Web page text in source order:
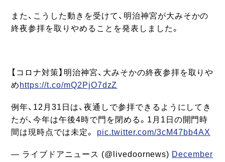
また、こうした動きを受けて、明治神宮が大みそかの
終夜参拝を取りやめることを発表しました。
【コロナ対策】明治神宮、大みそかの終夜参拝を取りや
め https://t.co/mQ2PjO7dzZ
例年、12月31日は、夜通しで参拝できるようにしてき
たが、今年は午後4時で門を閉める。1月1日の開門時
間は現時点では未定。 pic.twitter.com/3cM47bb4AX
— ライブドアニュース (@livedoornews) December